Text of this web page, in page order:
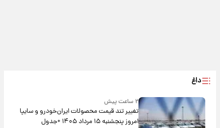
داغ
۲ ساعت پیش
تغییر تند قیمت محصولات ایران‌خودرو و سایپا
امروز پنجشنبه ۱۵ مرداد ۱۴۰۵ +جدول